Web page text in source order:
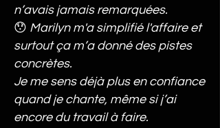
n’avais jamais remarquées.
😯 Marilyn m'a simplifié l'affaire et
surtout ça m’a donné des pistes
concrètes.
Je me sens déjà plus en confiance
quand je chante, même si j’ai
encore du travail à faire.